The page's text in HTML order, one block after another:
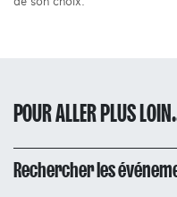
de son choix.
POUR ALLER PLUS
Rechercher les